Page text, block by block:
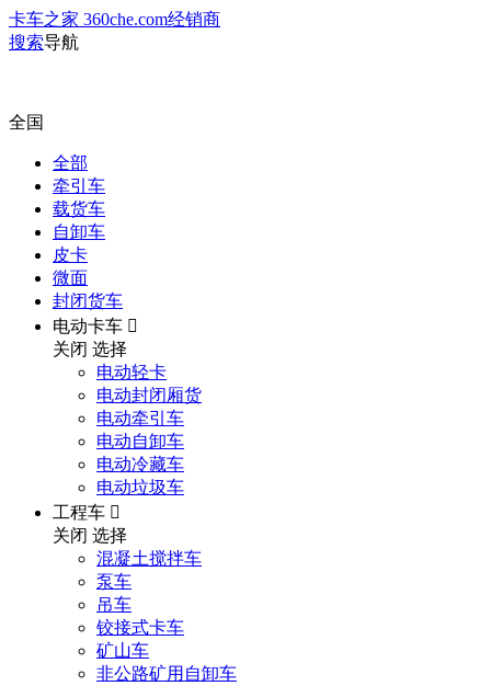
卡车之家 360che.com经销商
搜索导航
全国
全部
牵引车
载货车
自卸车
皮卡
微面
封闭货车
电动卡车 
关闭 选择
电动轻卡
电动封闭厢货
电动牵引车
电动自卸车
电动冷藏车
电动垃圾车
工程车 
关闭 选择
混凝土搅拌车
泵车
吊车
铰接式卡车
矿山车
非公路矿用自卸车